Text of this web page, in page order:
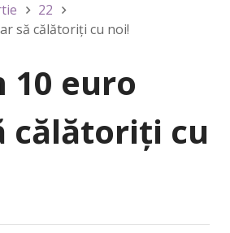
22
să călătoriţi cu noi!
10 euro
călătoriţi cu